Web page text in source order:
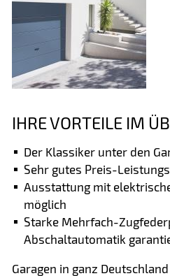
IHRE VORTEILE IM
Der Klassiker unter den
Sehr gutes Preis-
Ausstattung mit
möglich
Starke Mehrfach-
Abschaltautomatik
Garagen in ganz